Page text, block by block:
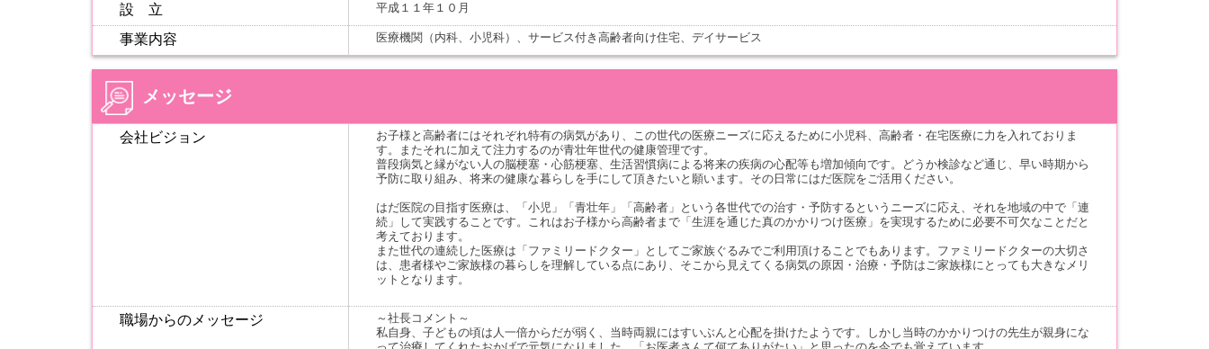
設 立 平成１１年１０月
事業内容 医療機関（内科、小児科）、サービス付き高齢者向け住宅、デイサービス
メッセージ
会社ビジョン
お子様と高齢者にはそれぞれ特有の病気があり、この世代の医療ニーズに応えるために小児科、高齢者・在宅医療に力を入れておりま
す。またそれに加えて注力するのが青壮年世代の健康管理です。
普段病気と縁がない人の脳梗塞・心筋梗塞、生活習慣病による将来の疾病の心配等も増加傾向です。どうか検診など通じ、早い時期から
予防に取り組み、将来の健康な暮らしを手にして頂きたいと願います。その日常にはだ医院をご活用ください。
はだ医院の目指す医療は、「小児」「青壮年」「高齢者」という各世代での治す・予防するというニーズに応え、それを地域の中で「連
続」して実践することです。これはお子様から高齢者まで「生涯を通じた真のかかりつけ医療」を実現するために必要不可欠なことだと
考えております。
また世代の連続した医療は「ファミリードクター」としてご家族ぐるみでご利用頂けることでもあります。ファミリードクターの大切さ
は、患者様やご家族様の暮らしを理解している点にあり、そこから見えてくる病気の原因・治療・予防はご家族様にとっても大きなメリ
ットとなります。
職場からのメッセージ
～社長コメント～
私自身、子どもの頃は人一倍からだが弱く、当時両親にはすいぶんと心配を掛けたようです。しかし当時のかかりつけの先生が親身にな